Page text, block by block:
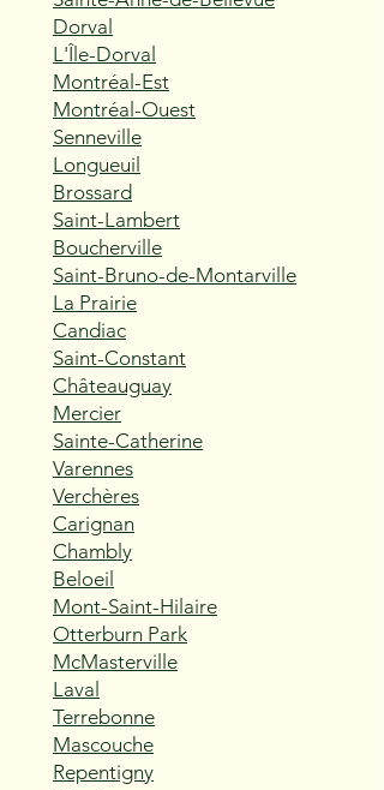
Dorval
L'Île-Dorval
Montréal-Est
Montréal-Ouest
Senneville
Longueuil
Brossard
Saint-Lambert
Boucherville
Saint-Bruno-de-Montarville
La Prairie
Candiac
Saint-Constant
Châteauguay
Mercier
Sainte-Catherine
Varennes
Verchères
Carignan
Chambly
Beloeil
Mont-Saint-Hilaire
Otterburn Park
McMasterville
Laval
Terrebonne
Mascouche
Repentigny